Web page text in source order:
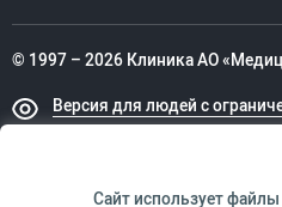
© 1997 – 2026 Клиника АО
Версия для людей с
Сайт использует файлы